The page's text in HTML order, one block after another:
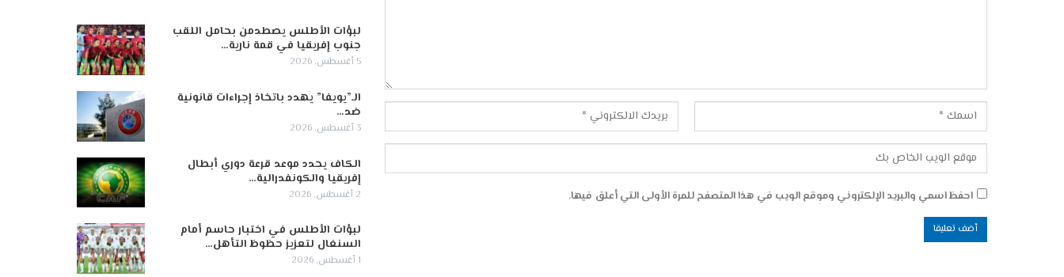
احفظ اسمي والبريد الإلكتروني وموقع الويب في هذا المتصفح للمرة الأولى التي أعلق فيها.
لبؤات الأطلس يصطدمن بحامل اللقب
جنوب إفريقيا في قمة نارية…
5 أغسطس, 2026
الـ”يويفا” يهدد باتخاذ إجراءات قانونية
ضد…
3 أغسطس, 2026
الكاف يحدد موعد قرعة دوري أبطال
إفريقيا والكونفدرالية…
2 أغسطس, 2026
لبؤات الأطلس في اختبار حاسم أمام
السنغال لتعزيز حظوظ التأهل…
1 أغسطس, 2026